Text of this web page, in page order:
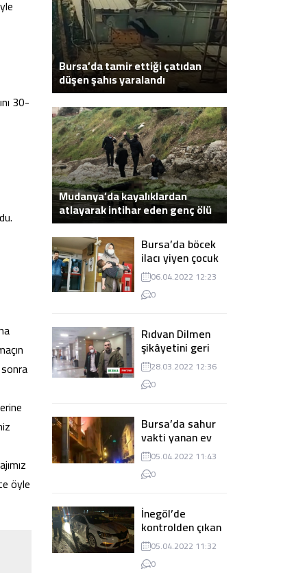
30-
öyle
Bursa’da tamir ettiği çatıdan
düşen şahıs yaralandı
Mudanya’da kayalıklardan
atlayarak intihar eden genç ölü
bulundu
Bursa’da böcek
ilacı yiyen çocuk
zehirlendi
06.04.2022 12:23
0
Rıdvan Dilmen
şikâyetini geri
çekti, dava
düşürüldü
28.03.2022 12:36
0
Bursa’da sahur
vakti yanan ev
panik
yaşanmasına
sebep oldu
05.04.2022 11:43
0
İnegöl’de
kontrolden çıkan
tır 2 otomobile
çarptı
05.04.2022 11:32
0